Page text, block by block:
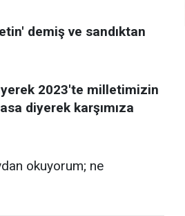
demiş ve sandıktan
2023'te milletimizin
diyerek karşımıza
okuyorum; ne